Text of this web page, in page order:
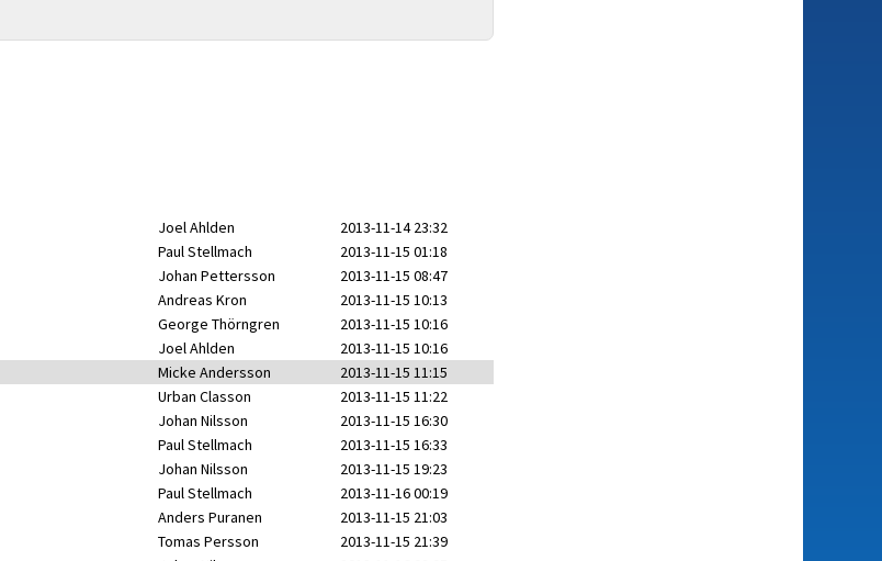
Joel Ahlden
2013-11-14 23:32
Paul Stellmach
2013-11-15 01:18
Johan Pettersson
2013-11-15 08:47
Andreas Kron
2013-11-15 10:13
George Thörngren
2013-11-15 10:16
Joel Ahlden
2013-11-15 10:16
Micke Andersson
2013-11-15 11:15
Urban Classon
2013-11-15 11:22
Johan Nilsson
2013-11-15 16:30
Paul Stellmach
2013-11-15 16:33
Johan Nilsson
2013-11-15 19:23
Paul Stellmach
2013-11-16 00:19
Anders Puranen
2013-11-15 21:03
Tomas Persson
2013-11-15 21:39